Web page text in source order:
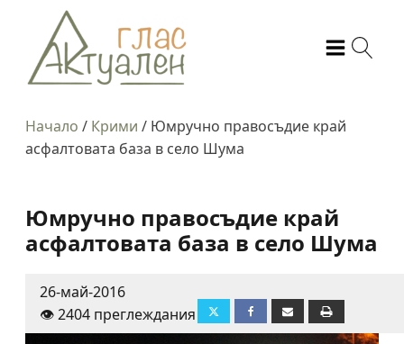
Начало / Крими / Юмручно правосъдие край
асфалтовата база в село Шума
Юмручно правосъдие край
асфалтовата база в село Шума
26-май-2016
👁️ 2404 преглеждания